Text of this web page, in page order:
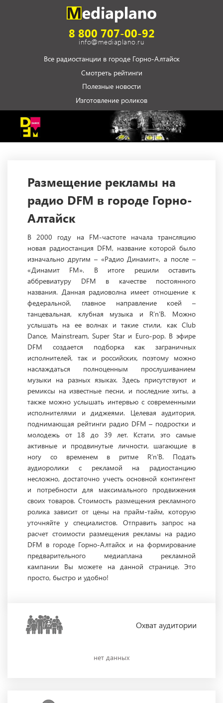
8 800 707-00-92
info@mediaplano.ru
Все радиостанции в городе Горно-Алтайск
Смотреть рейтинги
Полезные новости
Изготовление роликов
Размещение рекламы на
радио DFM в городе Горно-
Алтайск
В 2000 году на FM-частоте начала трансляцию
новая радиостанция DFM, название которой было
изначально другим – «Радио Динамит», а после –
«Динамит FM». В итоге решили оставить
аббревиатуру DFM в качестве постоянного
названия. Данная радиоволна имеет отношение к
федеральной, главное направление коей –
танцевальная, клубная музыка и R’n’B. Можно
услышать на ее волнах и такие стили, как Club
Dance, Mainstream, Super Star и Euro-pop. В эфире
DFM создается подборка как заграничных
исполнителей, так и российских, поэтому можно
наслаждаться полноценным прослушиванием
музыки на разных языках. Здесь присутствуют и
ремиксы на известные песни, и последние хиты, а
также можно услышать интервью с современными
исполнителями и диджеями. Целевая аудитория,
поднимающая рейтинги радио DFM – подростки и
молодежь от 18 до 39 лет. Кстати, это самые
активные и продвинутые личности, шагающие в
ногу со временем в ритме R’n’B. Подать
аудиоролики с рекламой на радиостанцию
несложно, достаточно учесть основной контингент
и потребности для максимального продвижения
своих товаров. Стоимость размещения рекламного
ролика зависит от цены на прайм-тайм, которую
уточняйте у специалистов. Отправить запрос на
расчет стоимости размещения рекламы на радио
DFM в городе Горно-Алтайск и на формирование
предварительного медиаплана рекламной
кампании Вы можете на данной странице. Это
просто, быстро и удобно!
Охватаудитории
нет данных